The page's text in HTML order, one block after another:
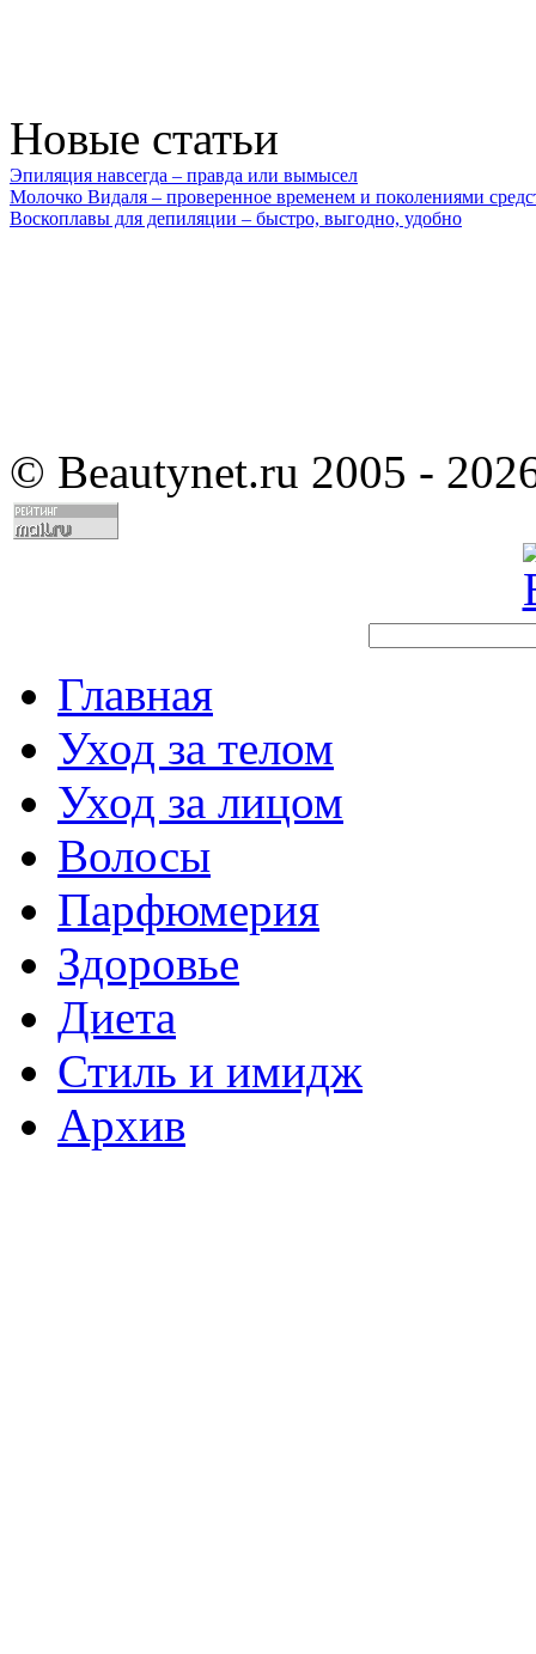
Новые статьи
Эпиляция навсегда – правда или вымысел
Молочко Видаля – проверенное временем и поколениями
Воскоплавы для депиляции – быстро, выгодно, удобно
© Beautynet.ru 2005 -
Главная
Уход за телом
Уход за лицом
Волосы
Парфюмерия
Здоровье
Диета
Стиль и имидж
Архив